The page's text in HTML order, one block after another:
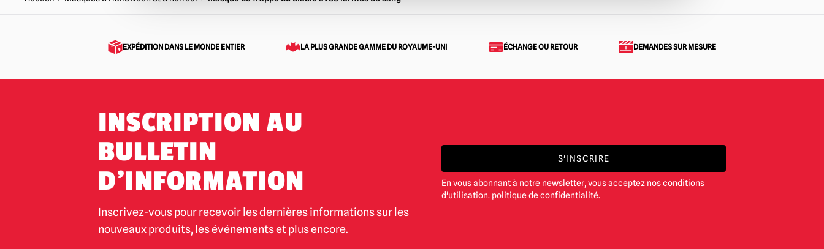
EXPÉDITION DANS LE MONDE ENTIER LA PLUS GRANDE GAMME DU ROYAUME-UNI ÉCHANGE OU RETOUR DEMANDES SUR MESURE
INSCRIPTION AU
BULLETIN
D'INFORMATION
Inscrivez-vous pour recevoir les dernières informations sur les
nouveaux produits, les événements et plus encore.
S'INSCRIRE
En vous abonnant à notre newsletter, vous acceptez nos conditions
d'utilisation. politique de confidentialité.